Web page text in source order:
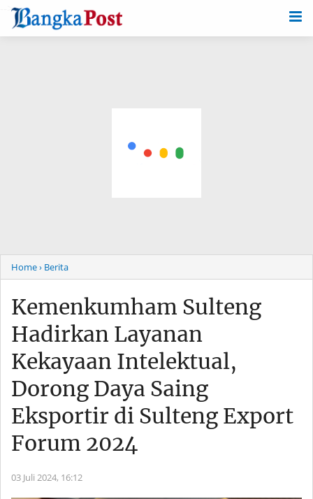
-->
Home› Berita
Kemenkumham Sulteng
Hadirkan Layanan
Kekayaan Intelektual,
Dorong Daya Saing
Eksportir di Sulteng Export
Forum 2024
03 Juli 2024, 16:12